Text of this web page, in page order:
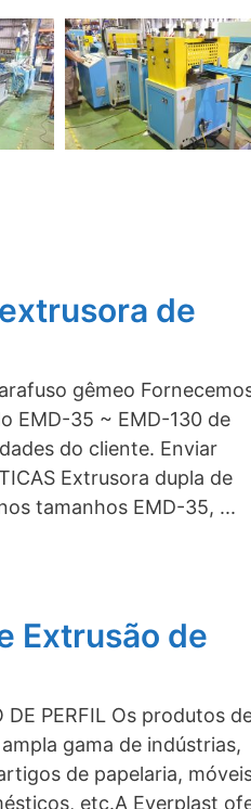
de
gêmeo
EMD-35 ~ EMD-130 de
do cliente. Enviar
Extrusora dupla de
tamanhos EMD-35, ...
Extrusão de
DE PERFIL Os produtos
gama de indústrias,
de papelaria,
etc.A Everplast